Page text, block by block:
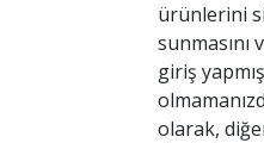
ürünlerini
sunmasını
giriş
olarak,